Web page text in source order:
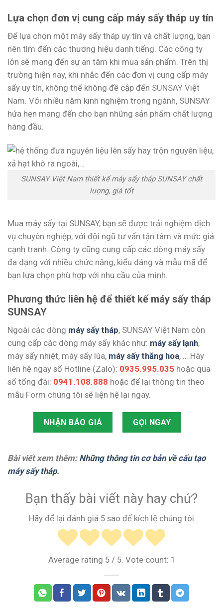
Lựa chọn đơn vị cung cấp máy sấy tháp uy tín
Để lựa chọn một máy sấy tháp uy tín và chất lượng, bạn
nên tìm đến các thương hiệu danh tiếng. Các công ty
lớn sẽ mang đến sự an tâm khi mua sản phẩm. Trên thị
trường hiện nay, khi nhắc đến các đơn vị cung cấp máy
sấy uy tín, không thể không đề cập đến SUNSAY Việt
Nam. Với nhiều năm kinh nghiệm trong ngành, SUNSAY
hứa hẹn mang đến cho bạn những sản phẩm chất lượng
hàng đầu.
SUNSAY Việt Nam thiết kế máy sấy tháp SUNSAY chất
lượng, giá tốt
Mua máy sấy tại SUNSAY, bạn sẽ được trải nghiệm dịch
vụ chuyên nghiệp, với đội ngũ tư vấn tận tâm và mức giá
cạnh tranh. Công ty cũng cung cấp các dòng máy sấy
đa dạng với nhiều chức năng, kiểu dáng và mẫu mã để
bạn lựa chọn phù hợp với nhu cầu của mình.
Phương thức liên hệ để thiết kế máy sấy tháp
SUNSAY
Ngoài các dòng máy sấy tháp, SUNSAY Việt Nam còn
cung cấp các dòng máy sấy khác như: máy sấy lạnh,
máy sấy nhiệt, máy sấy lúa, máy sấy thăng hoa, ….Hãy
liên hệ ngay số Hotline (Zalo): 0935.995.035 hoặc qua
số tổng đài: 0941.108.888 hoặc để lại thông tin theo
mẫu Form chúng tôi sẽ liện hệ lại ngay.
NHẬN BÁO GIÁ GỌI NGAY
Bài viết xem thêm: Những thông tin cơ bản về cấu tạo
máy sấy tháp.
Bạn thấy bài viết này hay chứ?
Hãy để lại đánh giá 5 sao để kích lệ chúng tôi
Average rating 5/ 5. Vote count: 1